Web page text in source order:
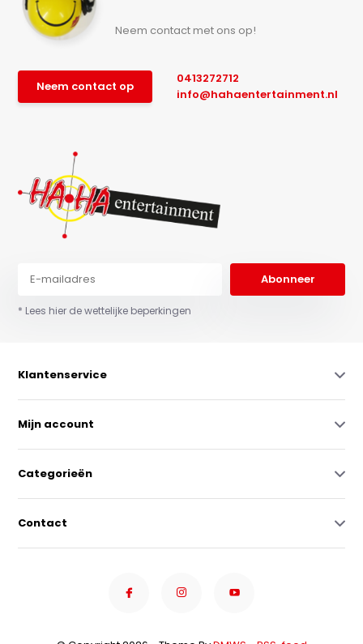
Neem contact met ons op!
Neem contact op
0413272712
info@hahaentertainment.nl
Abonneer
* Lees hier de wettelijke beperkingen
Klantenservice
Mijn account
Categorieën
Contact